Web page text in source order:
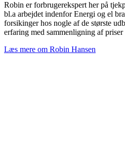
Robin er forbrugerekspert her på
bl.a arbejdet indenfor Energi og el
forsikinger hos nogle af de største
erfaring med sammenligning af priser
Læs mere om Robin Hansen